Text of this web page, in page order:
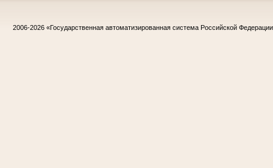
2006-2026 «Государственная автоматизированная система Российской